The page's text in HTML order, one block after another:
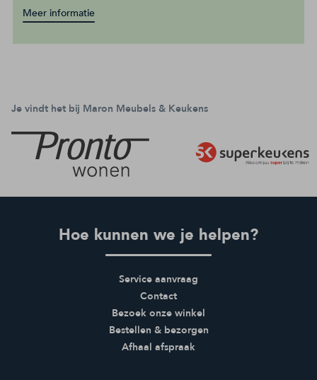
Meer informatie
Je vindt het bij Maron Meubels & Keukens
Hoe kunnen we je helpen?
Service aanvraag
Contact
Bezoek onze winkel
Bestellen & bezorgen
Afhaal afspraak